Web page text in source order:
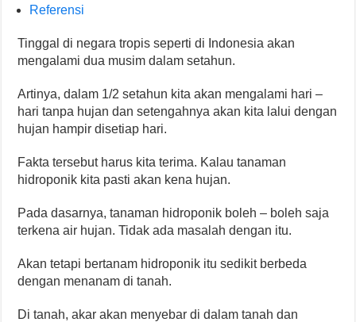
Referensi
Tinggal di negara tropis seperti di Indonesia akan
mengalami dua musim dalam setahun.
Artinya, dalam 1/2 setahun kita akan mengalami hari –
hari tanpa hujan dan setengahnya akan kita lalui dengan
hujan hampir disetiap hari.
Fakta tersebut harus kita terima. Kalau tanaman
hidroponik kita pasti akan kena hujan.
Pada dasarnya, tanaman hidroponik boleh – boleh saja
terkena air hujan. Tidak ada masalah dengan itu.
Akan tetapi bertanam hidroponik itu sedikit berbeda
dengan menanam di tanah.
Di tanah, akar akan menyebar di dalam tanah dan